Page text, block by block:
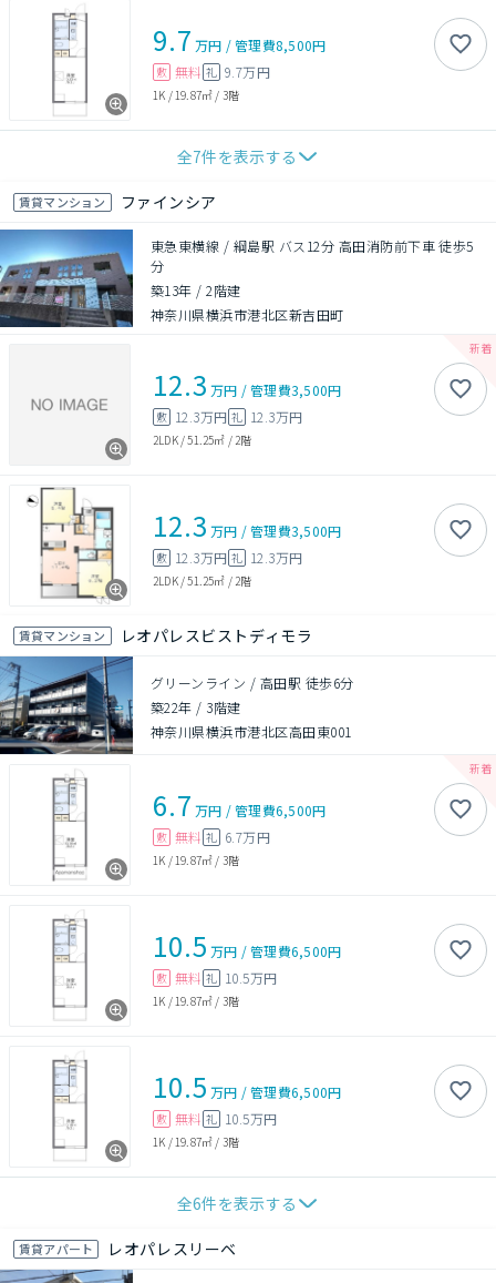
9.7 万円 /管理費8,500円
敷 無料 礼 9.7万円
1K / 19.87㎡ / 3階
全7件を表示する
賃貸マンション ファインシア
東急東横線 / 綱島駅 バス12分 高田消防前下車 徒歩5
分
築13年 /2階建
神奈川県横浜市港北区新吉田町
12.3 万円 /管理費3,500円
敷 12.3万円 礼 12.3万円
2LDK/51.25㎡ / 2階
12.3 万円 /管理費3,500円
敷 12.3万円 礼 12.3万円
2LDK/51.25㎡ / 2階
賃貸マンション レオパレスビストディモラ
グリーンライン / 高田駅 徒歩6分
築22年 / 3階建
神奈川県横浜市港北区高田東001
6.7 万円 /管理費6,500円
敷 無料 礼 6.7万円
1K / 19.87㎡ / 3階
10.5 万円 /管理費6,500円
敷 無料 礼 10.5万円
1K / 19.87㎡ / 3階
10.5 万円 /管理費6,500円
敷 無料 礼 10.5万円
1K / 19.87㎡ / 3階
全6件を表示する
賃貸アパート レオパレスリーベ